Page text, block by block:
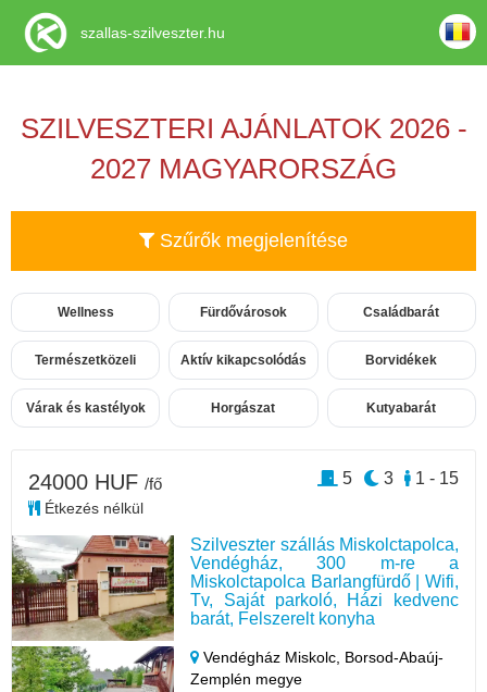
SZILVESZTERI AJÁNLATOK 2026 -
2027 MAGYARORSZÁG
Szűrők megjelenítése
Wellness Fürdővárosok Családbarát
Természetközeli Aktív kikapcsolódás Borvidékek
Várak és kastélyok Horgászat Kutyabarát
Szilveszter szállás Miskolctapolca,
Vendégház, 300 m-re a
Miskolctapolca Barlangfürdő | Wifi,
Tv, Saját parkoló, Házi kedvenc
barát, Felszerelt konyha
Vendégház Miskolc, Borsod-Abaúj-
Zemplén megye
24000 HUF /fő
Étkezés nélkül
1 - 15
3
5
szallas-szilveszter.hu